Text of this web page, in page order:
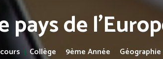
pays de
Collège 9ème Année Géographie